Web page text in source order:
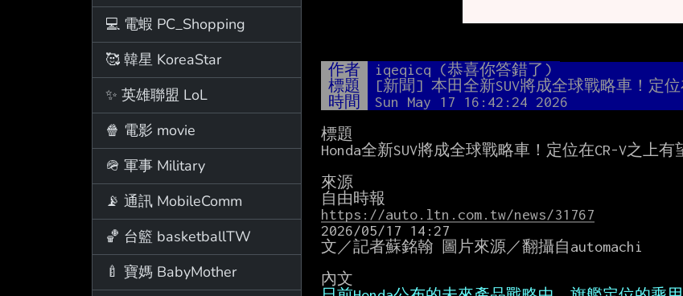
💻 電蝦 PC_Shopping
🥰 韓星 KoreaStar
✨ 英雄聯盟 LoL
🍿 電影 movie
🪖 軍事 Military
📡 通訊 MobileComm
🏀 台籃 basketballTW
🍼 寶媽 BabyMother
作者 iqeqicq (恭喜你答錯了)
標題
[新聞] 本田全新SUV將成全球戰略車！定位
時間
Sun May 17 16:42:24 2026
標題
Honda全新SUV將成全球戰略車！定位在CR-V之上
來源
https://auto.ltn.com.tw/news/31767
2026/05/17 14:27
文／記者蘇銘翰 圖片來源／翻攝自automachi